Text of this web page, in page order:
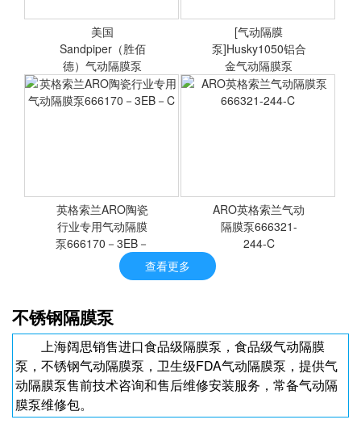
<查看详情> <查看详情>
<查看详情>
美国
Sandpiper（胜佰
德）气动隔膜泵
S30金属泵加药泵
<查看详情>
[气动隔膜
泵]Husky1050铝合
金气动隔膜泵
气动隔膜泵666170－3EB
－C
<查看详情>
英格索兰ARO陶瓷
行业专用气动隔膜
泵666170－3EB－
ARO英格索兰气动
隔膜泵666321-
244-C
查看更多
不锈钢隔膜泵
上海阔思销售进口食品级隔膜泵，食品级气动隔膜
泵，不锈钢气动隔膜泵，卫生级FDA气动隔膜泵，提供气
动隔膜泵售前技术咨询和售后维修安装服务，常备气动隔
膜泵维修包。